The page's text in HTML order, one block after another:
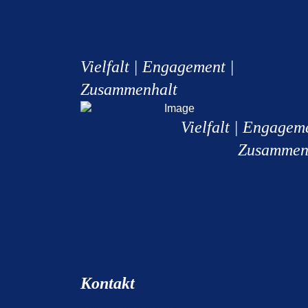
Vielfalt | Engagement |
Zusammenhalt
Vielfalt |
Kontakt